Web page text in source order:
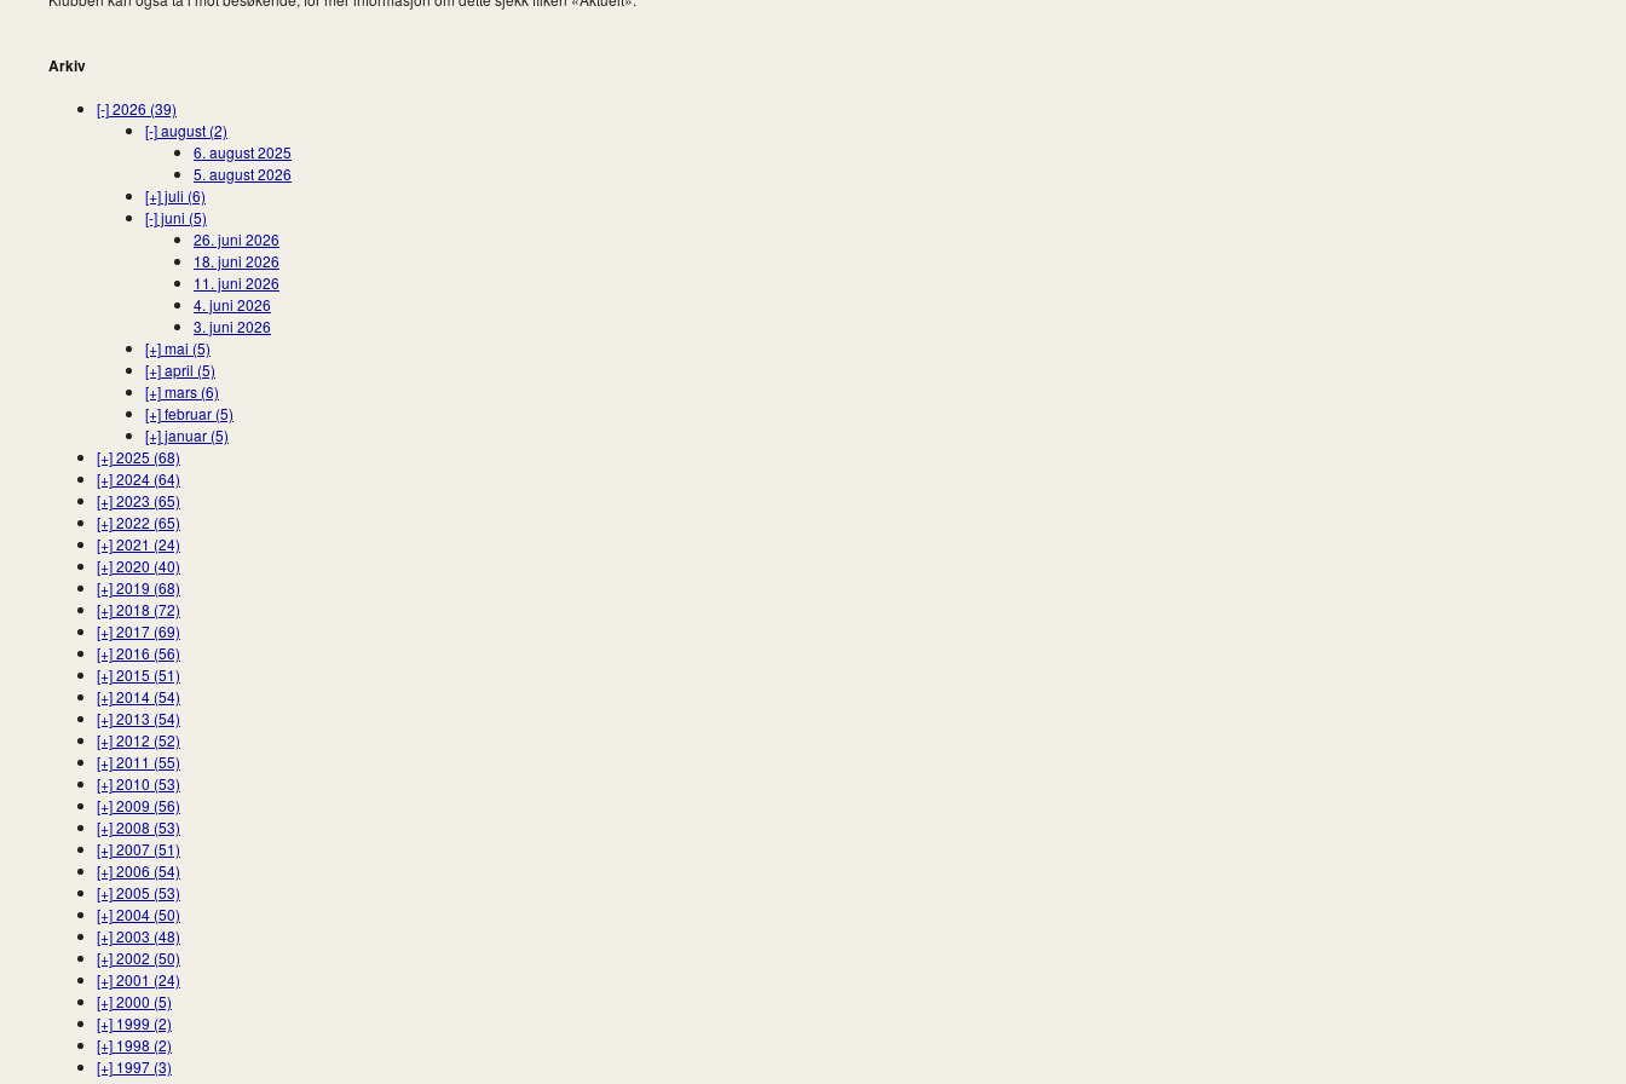
Arkiv
[-]2026 (39)
[-]august (2)
6. august 2025
5. august 2026
[+]juli (6)
[-]juni (5)
26. juni 2026
18. juni 2026
11. juni 2026
4. juni 2026
3. juni 2026
[+]mai (5)
[+]april (5)
[+]mars (6)
[+]februar (5)
[+]januar (5)
[+]2025 (68)
[+]2024 (64)
[+]2023 (65)
[+]2022 (65)
[+]2021 (24)
[+]2020 (40)
[+]2019 (68)
[+]2018 (72)
[+]2017 (69)
[+]2016 (56)
[+]2015 (51)
[+]2014 (54)
[+]2013 (54)
[+]2012 (52)
[+]2011 (55)
[+]2010 (53)
[+]2009 (56)
[+]2008 (53)
[+]2007 (51)
[+]2006 (54)
[+]2005 (53)
[+]2004 (50)
[+]2003 (48)
[+]2002 (50)
[+]2001 (24)
[+]2000 (5)
[+] 1999 (2)
[+] 1998 (2)
[+] 1997 (3)